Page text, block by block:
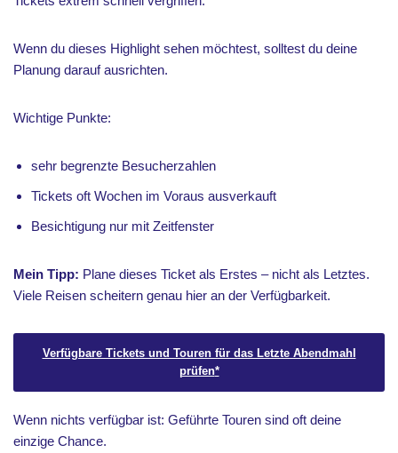
Wenn du dieses Highlight sehen möchtest, solltest du deine
Planung darauf ausrichten.
Wichtige Punkte:
sehr begrenzte Besucherzahlen
Tickets oft Wochen im Voraus ausverkauft
Besichtigung nur mit Zeitfenster
Mein Tipp: Plane dieses Ticket als Erstes – nicht als Letztes.
Viele Reisen scheitern genau hier an der Verfügbarkeit.
Verfügbare Tickets und Touren für das Letzte Abendmahl
prüfen*
Wenn nichts verfügbar ist: Geführte Touren sind oft deine
einzige Chance.